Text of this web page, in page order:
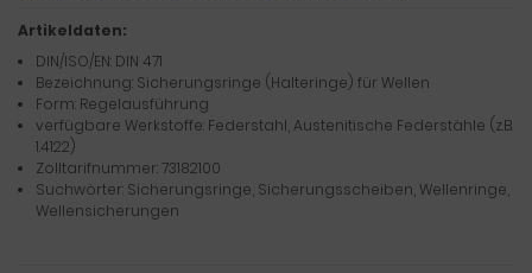
Artikeldaten:
DIN/ISO/EN: DIN 471
Bezeichnung: Sicherungsringe (Halteringe) für Wellen
Form: Regelausführung
verfügbare Werkstoffe: Federstahl, Austenitische Federstähle (z.B.
1.4122)
Zolltarifnummer: 73182100
Suchwörter: Sicherungsringe, Sicherungsscheiben, Wellenringe,
Wellensicherungen